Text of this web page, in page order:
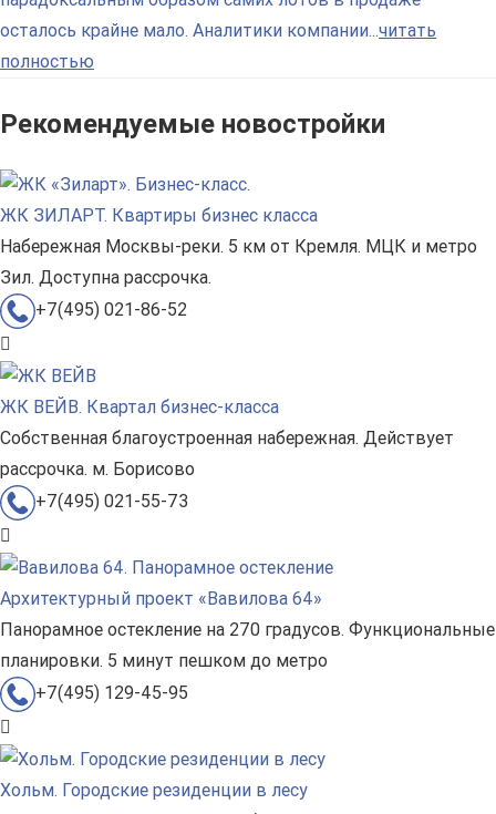
осталось крайне мало. Аналитики компании...читать
полностью
Рекомендуемые новостройки
ЖК ЗИЛАРТ. Квартиры бизнес класса
Набережная Москвы-реки. 5 км от Кремля. МЦК и метро
Зил. Доступна рассрочка.
+7(495) 021-86-52
ЖК ВЕЙВ. Квартал бизнес-класса
Собственная благоустроенная набережная. Действует
рассрочка. м. Борисово
+7(495) 021-55-73
Архитектурный проект «Вавилова 64»
Панорамное остекление на 270 градусов. Функциональные
планировки. 5 минут пешком до метро
+7(495) 129-45-95
Хольм. Городские резиденции в лесу